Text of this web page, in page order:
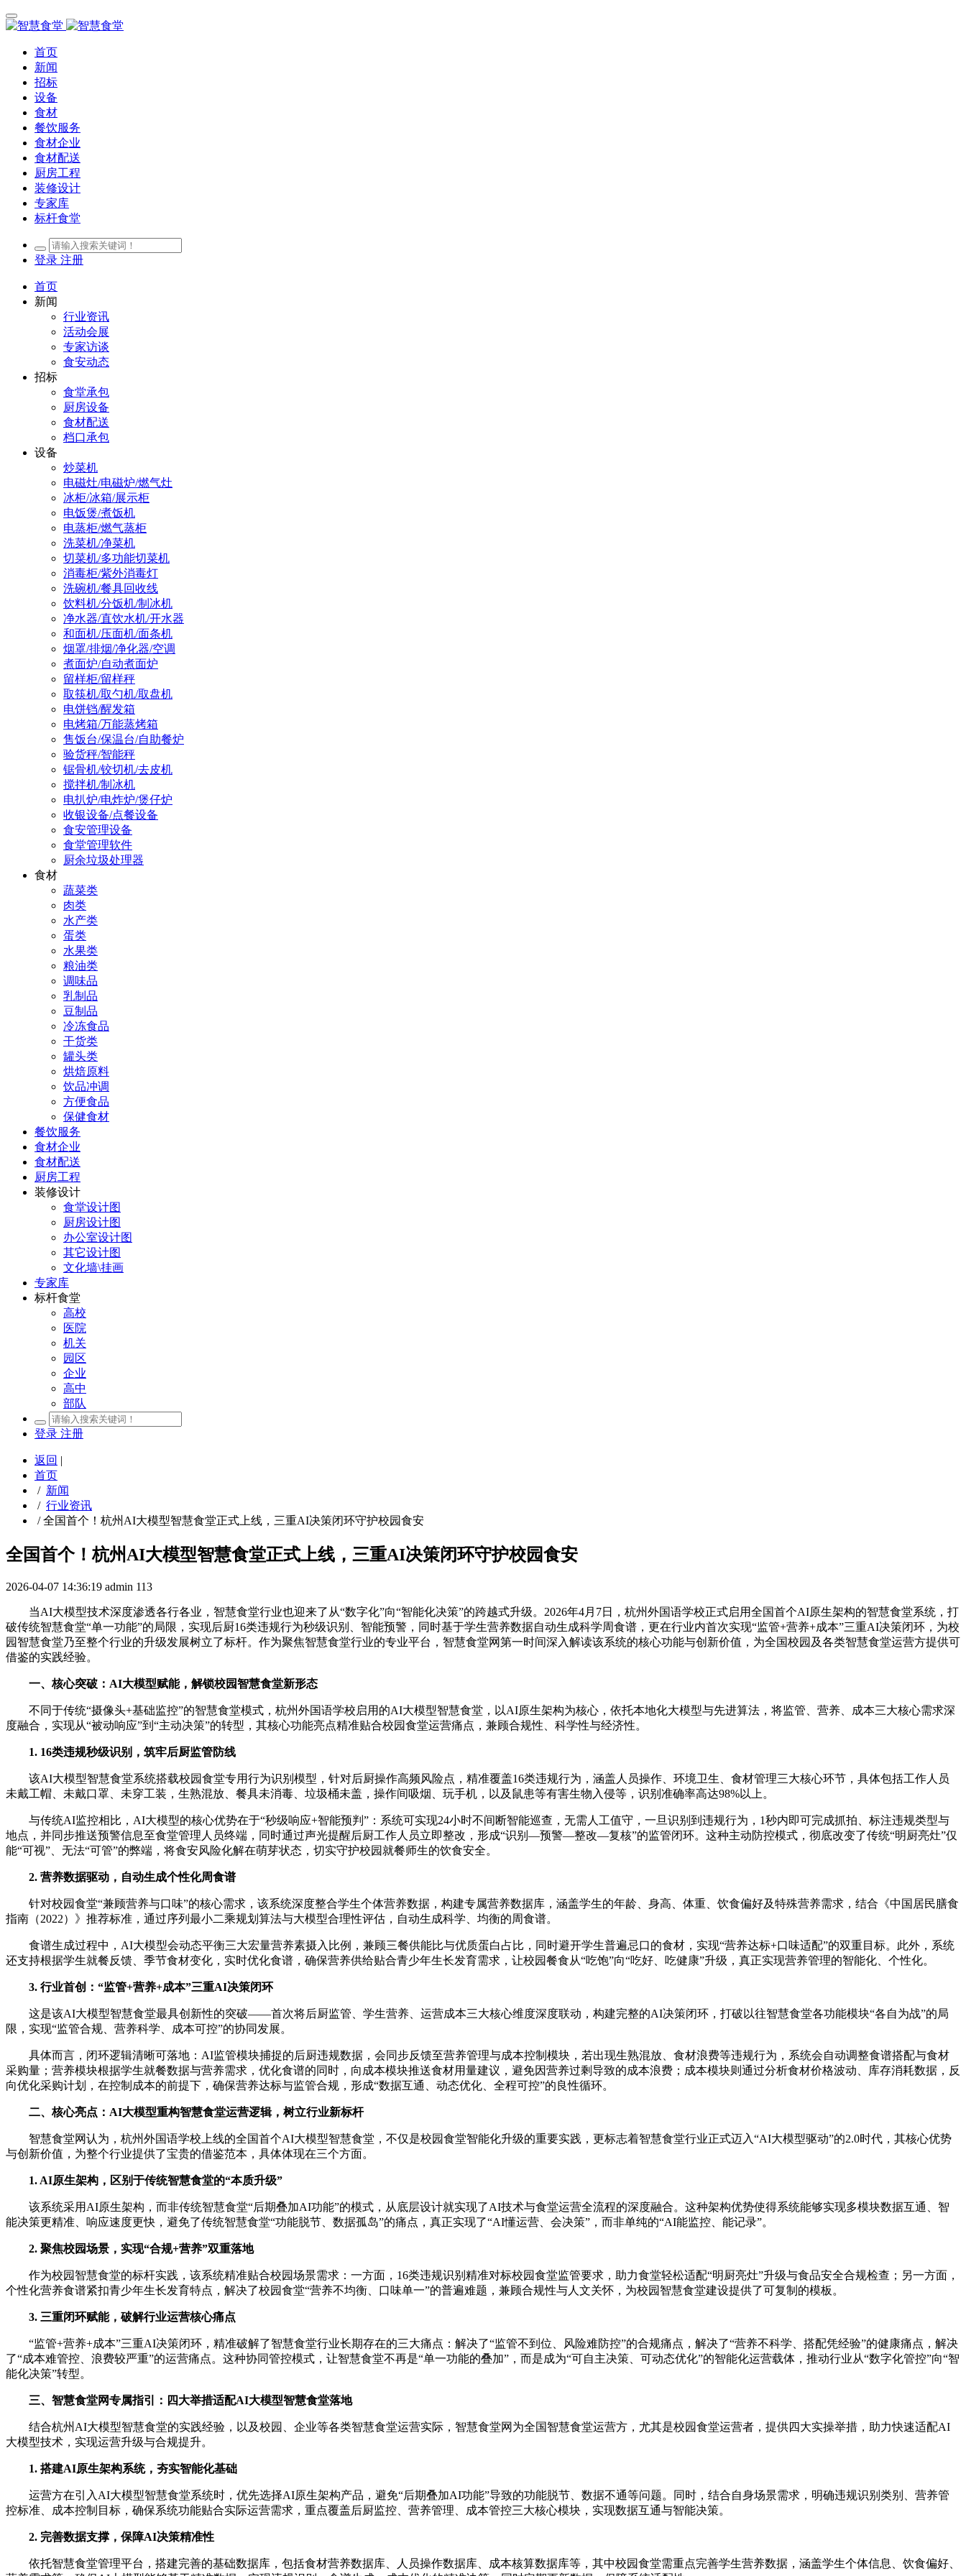
首页
新闻
招标
设备
食材
餐饮服务
食材企业
食材配送
厨房工程
装修设计
专家库
标杆食堂
登录 注册
首页
新闻
行业资讯
活动会展
专家访谈
食安动态
招标
食堂承包
厨房设备
食材配送
档口承包
设备
炒菜机
电磁灶/电磁炉/燃气灶
冰柜/冰箱/展示柜
电饭煲/煮饭机
电蒸柜/燃气蒸柜
洗菜机/净菜机
切菜机/多功能切菜机
消毒柜/紫外消毒灯
洗碗机/餐具回收线
饮料机/分饭机/制冰机
净水器/直饮水机/开水器
和面机/压面机/面条机
烟罩/排烟/净化器/空调
煮面炉/自动煮面炉
留样柜/留样秤
取筷机/取勺机/取盘机
电饼铛/醒发箱
电烤箱/万能蒸烤箱
售饭台/保温台/自助餐炉
验货秤/智能秤
锯骨机/铰切机/去皮机
搅拌机/制冰机
电扒炉/电炸炉/煲仔炉
收银设备/点餐设备
食安管理设备
食堂管理软件
厨余垃圾处理器
食材
蔬菜类
肉类
水产类
蛋类
水果类
粮油类
调味品
乳制品
豆制品
冷冻食品
干货类
罐头类
烘焙原料
饮品冲调
方便食品
保健食材
餐饮服务
食材企业
食材配送
厨房工程
装修设计
食堂设计图
厨房设计图
办公室设计图
其它设计图
文化墙\挂画
专家库
标杆食堂
高校
医院
机关
园区
企业
高中
部队
登录 注册
返回 |
首页
/ 新闻
/ 行业资讯
/全国首个！杭州AI大模型智慧食堂正式上线，三重AI决策闭环守护校园食安
全国首个！杭州AI大模型智慧食堂正式上线，三重AI决策闭环守护校园食安
2026-04-07 14:36:19 admin 113
当AI大模型技术深度渗透各行各业，智慧食堂行业也迎来了从“数字化”向“智能化决策”的跨越式升级。2026年4月7日，杭州外国语学校正式启用全国首个AI原生架构的智慧食堂系统，打
破传统智慧食堂“单一功能”的局限，实现后厨16类违规行为秒级识别、智能预警，同时基于学生营养数据自动生成科学周食谱，更在行业内首次实现“监管+营养+成本”三重AI决策闭环，为校
园智慧食堂乃至整个行业的升级发展树立了标杆。作为聚焦智慧食堂行业的专业平台，智慧食堂网第一时间深入解读该系统的核心功能与创新价值，为全国校园及各类智慧食堂运营方提供可
借鉴的实践经验。
一、核心突破：AI大模型赋能，解锁校园智慧食堂新形态
不同于传统“摄像头+基础监控”的智慧食堂模式，杭州外国语学校启用的AI大模型智慧食堂，以AI原生架构为核心，依托本地化大模型与先进算法，将监管、营养、成本三大核心需求深
度融合，实现从“被动响应”到“主动决策”的转型，其核心功能亮点精准贴合校园食堂运营痛点，兼顾合规性、科学性与经济性。
1. 16类违规秒级识别，筑牢后厨监管防线
该AI大模型智慧食堂系统搭载校园食堂专用行为识别模型，针对后厨操作高频风险点，精准覆盖16类违规行为，涵盖人员操作、环境卫生、食材管理三大核心环节，具体包括工作人员
未戴工帽、未戴口罩、未穿工装，生熟混放、餐具未消毒、垃圾桶未盖，操作间吸烟、玩手机，以及鼠患等有害生物入侵等，识别准确率高达98%以上。
与传统AI监控相比，AI大模型的核心优势在于“秒级响应+智能预判”：系统可实现24小时不间断智能巡查，无需人工值守，一旦识别到违规行为，1秒内即可完成抓拍、标注违规类型与
地点，并同步推送预警信息至食堂管理人员终端，同时通过声光提醒后厨工作人员立即整改，形成“识别—预警—整改—复核”的监管闭环。这种主动防控模式，彻底改变了传统“明厨亮灶”仅
能“可视”、无法“可管”的弊端，将食安风险化解在萌芽状态，切实守护校园就餐师生的饮食安全。
2. 营养数据驱动，自动生成个性化周食谱
针对校园食堂“兼顾营养与口味”的核心需求，该系统深度整合学生个体营养数据，构建专属营养数据库，涵盖学生的年龄、身高、体重、饮食偏好及特殊营养需求，结合《中国居民膳食
指南（2022）》推荐标准，通过序列最小二乘规划算法与大模型合理性评估，自动生成科学、均衡的周食谱。
食谱生成过程中，AI大模型会动态平衡三大宏量营养素摄入比例，兼顾三餐供能比与优质蛋白占比，同时避开学生普遍忌口的食材，实现“营养达标+口味适配”的双重目标。此外，系统
还支持根据学生就餐反馈、季节食材变化，实时优化食谱，确保营养供给贴合青少年生长发育需求，让校园餐食从“吃饱”向“吃好、吃健康”升级，真正实现营养管理的智能化、个性化。
3. 行业首创：“监管+营养+成本”三重AI决策闭环
这是该AI大模型智慧食堂最具创新性的突破——首次将后厨监管、学生营养、运营成本三大核心维度深度联动，构建完整的AI决策闭环，打破以往智慧食堂各功能模块“各自为战”的局
限，实现“监管合规、营养科学、成本可控”的协同发展。
具体而言，闭环逻辑清晰可落地：AI监管模块捕捉的后厨违规数据，会同步反馈至营养管理与成本控制模块，若出现生熟混放、食材浪费等违规行为，系统会自动调整食谱搭配与食材
采购量；营养模块根据学生就餐数据与营养需求，优化食谱的同时，向成本模块推送食材用量建议，避免因营养过剩导致的成本浪费；成本模块则通过分析食材价格波动、库存消耗数据，反
向优化采购计划，在控制成本的前提下，确保营养达标与监管合规，形成“数据互通、动态优化、全程可控”的良性循环。
二、核心亮点：AI大模型重构智慧食堂运营逻辑，树立行业新标杆
智慧食堂网认为，杭州外国语学校上线的全国首个AI大模型智慧食堂，不仅是校园食堂智能化升级的重要实践，更标志着智慧食堂行业正式迈入“AI大模型驱动”的2.0时代，其核心优势
与创新价值，为整个行业提供了宝贵的借鉴范本，具体体现在三个方面。
1. AI原生架构，区别于传统智慧食堂的“本质升级”
该系统采用AI原生架构，而非传统智慧食堂“后期叠加AI功能”的模式，从底层设计就实现了AI技术与食堂运营全流程的深度融合。这种架构优势使得系统能够实现多模块数据互通、智
能决策更精准、响应速度更快，避免了传统智慧食堂“功能脱节、数据孤岛”的痛点，真正实现了“AI懂运营、会决策”，而非单纯的“AI能监控、能记录”。
2. 聚焦校园场景，实现“合规+营养”双重落地
作为校园智慧食堂的标杆实践，该系统精准贴合校园场景需求：一方面，16类违规识别精准对标校园食堂监管要求，助力食堂轻松适配“明厨亮灶”升级与食品安全合规检查；另一方面，
个性化营养食谱紧扣青少年生长发育特点，解决了校园食堂“营养不均衡、口味单一”的普遍难题，兼顾合规性与人文关怀，为校园智慧食堂建设提供了可复制的模板。
3. 三重闭环赋能，破解行业运营核心痛点
“监管+营养+成本”三重AI决策闭环，精准破解了智慧食堂行业长期存在的三大痛点：解决了“监管不到位、风险难防控”的合规痛点，解决了“营养不科学、搭配凭经验”的健康痛点，解决
了“成本难管控、浪费较严重”的运营痛点。这种协同管控模式，让智慧食堂不再是“单一功能的叠加”，而是成为“可自主决策、可动态优化”的智能化运营载体，推动行业从“数字化管控”向“智
能化决策”转型。
三、智慧食堂网专属指引：四大举措适配AI大模型智慧食堂落地
结合杭州AI大模型智慧食堂的实践经验，以及校园、企业等各类智慧食堂运营实际，智慧食堂网为全国智慧食堂运营方，尤其是校园食堂运营者，提供四大实操举措，助力快速适配AI
大模型技术，实现运营升级与合规提升。
1. 搭建AI原生架构系统，夯实智能化基础
运营方在引入AI大模型智慧食堂系统时，优先选择AI原生架构产品，避免“后期叠加AI功能”导致的功能脱节、数据不通等问题。同时，结合自身场景需求，明确违规识别类别、营养管
控标准、成本控制目标，确保系统功能贴合实际运营需求，重点覆盖后厨监控、营养管理、成本管控三大核心模块，实现数据互通与智能决策。
2. 完善数据支撑，保障AI决策精准性
依托智慧食堂管理平台，搭建完善的基础数据库，包括食材营养数据库、人员操作数据库、成本核算数据库等，其中校园食堂需重点完善学生营养数据，涵盖学生个体信息、饮食偏好、